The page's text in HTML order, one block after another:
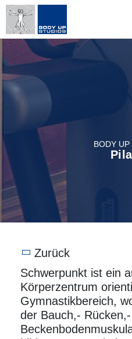
Direkt
zum
Inhalt
BODY UP
Zurück
Schwerpunkt ist ein
Körperzentrum
Gymnastikbereich,
der Bauch,- Rücken,-